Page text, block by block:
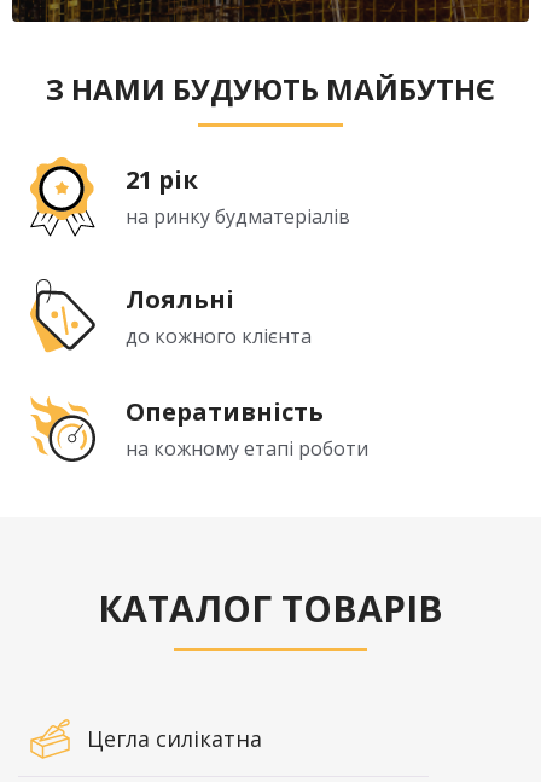
З НАМИ БУДУЮТЬ МАЙБУТНЄ
21 рік
на ринку будматеріалів
Лояльні
до кожного клієнта
Оперативність
на кожному етапі роботи
КАТАЛОГ ТОВАРІВ
Цегла силікатна